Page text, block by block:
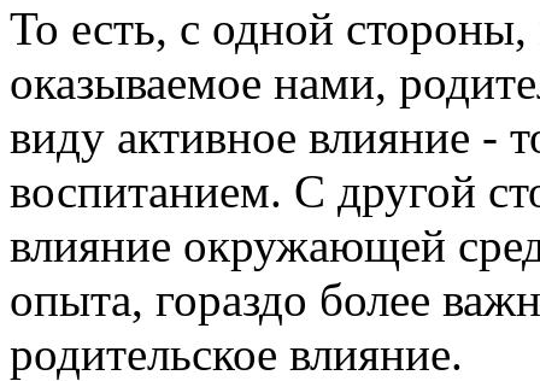
То есть, с одной
оказываемое нами,
виду активное влияние -
воспитанием. С другой
влияние окружающей
опыта, гораздо более
родительское влияние.